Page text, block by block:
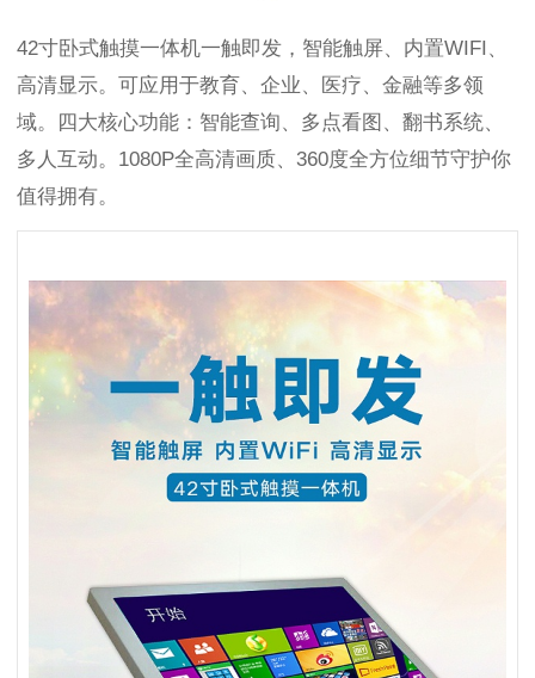
42寸卧式触摸一体机一触即发，智能触屏、内置WIFI、
高清显示。可应用于教育、企业、医疗、金融等多领
域。四大核心功能：智能查询、多点看图、翻书系统、
多人互动。1080P全高清画质、360度全方位细节守护你
值得拥有。